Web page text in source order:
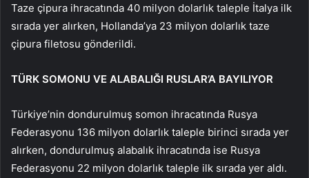
Taze çipura ihracatında 40 milyon dolarlık taleple İtalya ilk
sırada yer alırken, Hollanda’ya 23 milyon dolarlık taze
çipura filetosu gönderildi.
TÜRK SOMONU VE ALABALIĞI RUSLAR’A BAYILIYOR
Türkiye’nin dondurulmuş somon ihracatında Rusya
Federasyonu 136 milyon dolarlık taleple birinci sırada yer
alırken, dondurulmuş alabalık ihracatında ise Rusya
Federasyonu 22 milyon dolarlık taleple ilk sırada yer aldı.